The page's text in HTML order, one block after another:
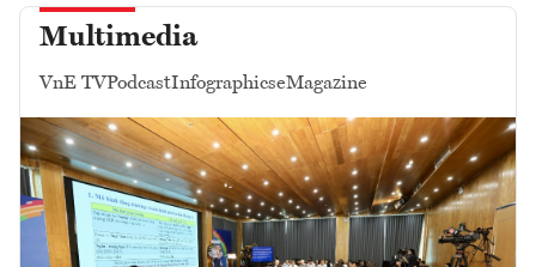
Multimedia
VnE TVPodcastInfographicseMagazine